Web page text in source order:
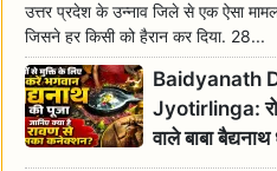
उत्तर प्रदेश के उन्नाव जिले से एक ऐसा
जिसने हर किसी को हैरान कर दिया. 28...
Baidyanath
Jyotirlinga:
वाले बाबा